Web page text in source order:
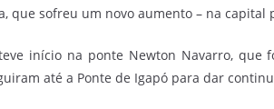
que sofreu um novo aumento – na capital
início na ponte Newton Navarro, que
até a Ponte de Igapó para dar